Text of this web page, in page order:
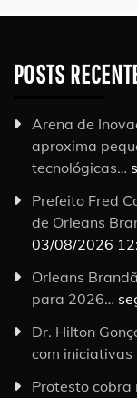
POSTS
Arena de
aproxima
tecnológicas…
Prefeito Fred
de Orleans
03/08/2026
Orleans
para 2026…
Dr. Hilton
com
Protesto cobra